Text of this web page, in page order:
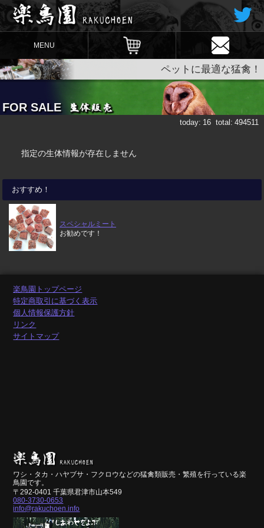
MENU
ペットに最適な猛禽！
FOR SALE
today: 16 total: 494511
指定の生体情報が存在しません
おすすめ！
スペシャルミート
お勧めです！
楽鳥園トップページ
特定商取引に基づく表示
個人情報保護方針
リンク
サイトマップ
ワシ・タカ・ハヤブサ・フクロウなどの猛禽類販売・繁殖を行っている楽
鳥園です。
〒292-0401 千葉県君津市山本549
080-3730-0653
info@rakuchoen.info